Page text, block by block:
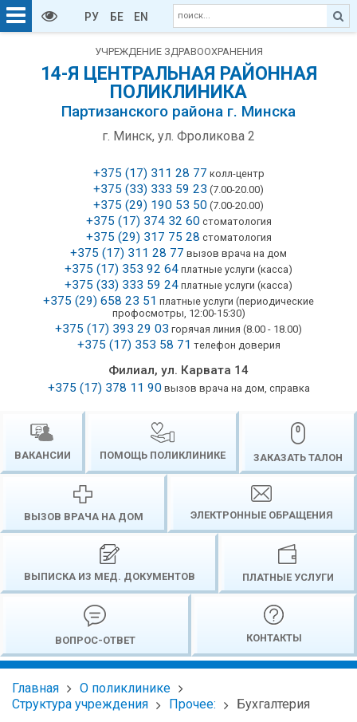
УЧРЕЖДЕНИЕ ЗДРАВООХРАНЕНИЯ
14-Я ЦЕНТРАЛЬНАЯ РАЙОННАЯ
ПОЛИКЛИНИКА
Партизанского района г. Минска
г. Минск, ул. Фроликова 2
+375 (17) 311 28 77 колл-центр
+375 (33) 333 59 23 (7.00-20.00)
+375 (29) 190 53 50 (7.00-20.00)
+375 (17) 374 32 60стоматология
+375 (29) 317 75 28 стоматология
+375 (17) 311 28 77 вызов врача на дом
+375 (17) 353 92 64 платные услуги (касса)
+375 (33) 333 59 24 платные услуги (касса)
+375 (29) 658 23 51 платные услуги (периодические
профосмотры, 12:00-15:30)
+375 (17) 393 29 03 горячая линия (8.00 - 18.00)
+375 (17) 353 58 71 телефон доверия
Филиал, ул. Карвата 14
+375 (17) 378 11 90вызов врача на дом, справка
РУ БЕ EN
ВАКАНСИИ ПОМОЩЬ ПОЛИКЛИНИКЕ ЗАКАЗАТЬ ТАЛОН
ВЫЗОВ ВРАЧА НА ДОМ ЭЛЕКТРОННЫЕ ОБРАЩЕНИЯ
ВЫПИСКА ИЗ МЕД. ДОКУМЕНТОВ ПЛАТНЫЕ УСЛУГИ
ВОПРОС-ОТВЕТ КОНТАКТЫ
Главная
О поликлинике
Структура учреждения
Прочее: Бухгалтерия